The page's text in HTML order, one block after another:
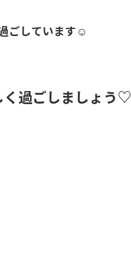
ごしています☺
く過ごしましょう♡